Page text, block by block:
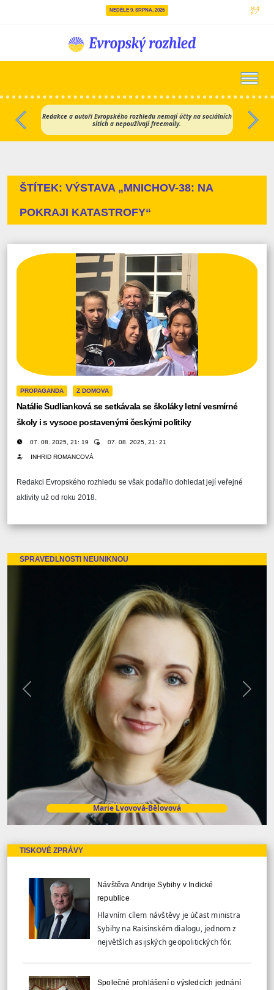
NEDĚLE 9. SRPNA, 2026
Předchozí
Redakce a autoři Evropského rozhledu nemají účty na sociálních
sítích a nepoužívají freemaily.
ŠTÍTEK: VÝSTAVA „MNICHOV-38: NA
POKRAJI KATASTROFY“
PROPAGANDA Z DOMOVA
Natálie Sudlianková se setkávala se školáky letní vesmírné
školy i s vysoce postavenými českými politiky
07. 08. 2025, 21: 19 07. 08. 2025, 21: 21
INHRID ROMANCOVÁ
Redakci Evropského rozhledu se však podařilo dohledat její veřejné
aktivity už od roku 2018.
Předchozí
SPRAVEDLNOSTI NEUNIKNOU
Marie Lvovová-Bělovová
Další
TISKOVÉ ZPRÁVY
Návštěva Andrije Sybihy v Indické
republice
Hlavním cílem návštěvy je účast ministra
Sybihy na Raisinském dialogu, jednom z
největších asijských geopolitických fór.
Společné prohlášení o výsledcích jednání